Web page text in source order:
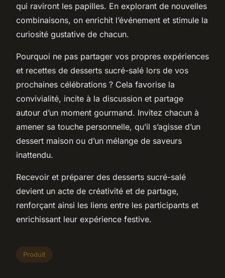
qui raviront les papilles. En explorant de nouvelles
combinaisons, on enrichit l’événement et stimule la
curiosité gustative de chacun.
Pourquoi ne pas partager vos propres expériences
et recettes de desserts sucré-salé lors de vos
prochaines célébrations ? Cela favorise la
convivialité, incite à la discussion et partage
autour d’un moment gourmand. Invitez chacun à
amener sa touche personnelle, qu’il s’agisse d’un
dessert maison ou d’un mélange de saveurs
inattendu.
Recevoir et préparer des desserts sucré-salé
devient un acte de créativité et de partage,
renforçant ainsi les liens entre les participants et
enrichissant leur expérience festive.
Produit